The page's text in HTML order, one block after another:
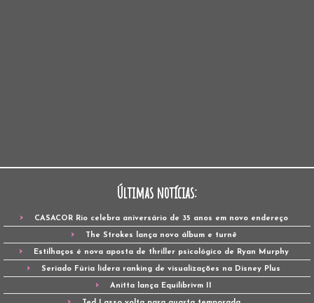
Últimas notícias:
CASACOR Rio celebra aniversário de 35 anos em novo endereço
The Strokes lança novo álbum e turnê
Estilhaços é nova aposta de thriller psicológico de Ryan Murphy
Seriado Fúria lidera ranking de visualizações na Disney Plus
Anitta lança Equilibrivm II